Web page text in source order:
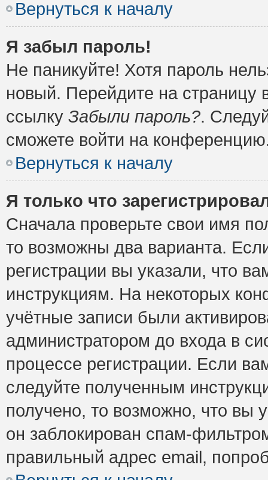
Вернуться к началу
Я забыл пароль!
Не паникуйте! Хотя пароль
новый. Перейдите на
ссылку Забыли пароль?.
сможете войти на
Вернуться к началу
Я только что
Сначала проверьте свои имя
то возможны два варианта.
регистрации вы указали, что
инструкциям. На некоторых
учётные записи были
администратором до входа в
процессе регистрации. Если
следуйте полученным
получено, то возможно, что вы
он заблокирован спам-
правильный адрес email,